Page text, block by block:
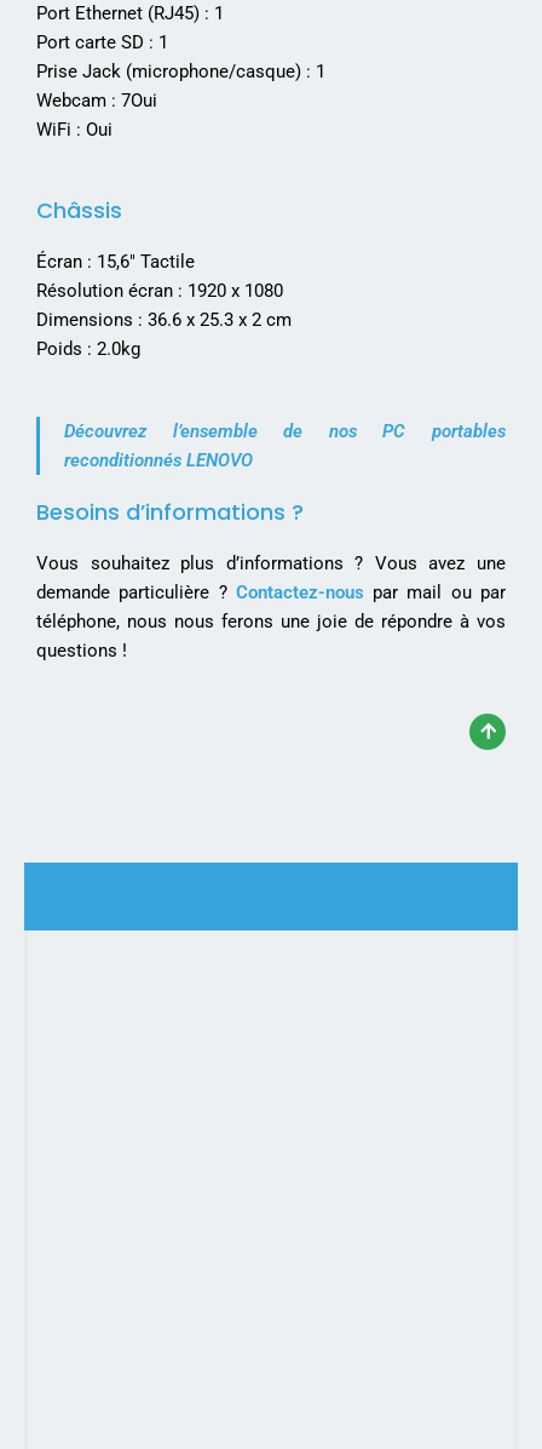
Port Ethernet (RJ45) : 1
Port carte SD : 1
Prise Jack (microphone/casque) : 1
Webcam : 7Oui
WiFi : Oui
Châssis
Écran : 15,6″ Tactile
Résolution écran : 1920 x 1080
Dimensions : 36.6 x 25.3 x 2 cm
Poids : 2.0kg
Découvrez l’ensemble de nos PC portables
reconditionnés LENOVO
Besoins d’informations ?
Vous souhaitez plus d’informations ? Vous avez une
demande particulière ? Contactez-nous par mail ou par
téléphone, nous nous ferons une joie de répondre à vos
questions !